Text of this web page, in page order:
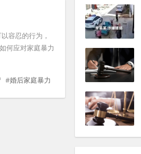
容忍的行为，
何应对家庭暴力
#婚后家庭暴力